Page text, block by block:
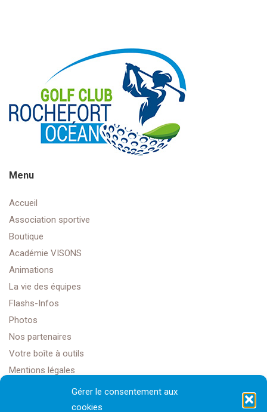
Gérer le consentement aux
cookies
Menu
Accueil
Association sportive
Boutique
Académie VISONS
Animations
La vie des équipes
Flashs-Infos
Photos
Nos partenaires
Votre boîte à outils
Mentions légales